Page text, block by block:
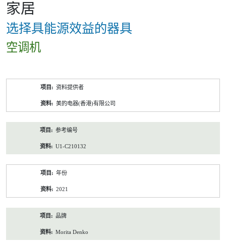
家居
选择具能源效益的器具
空调机
资料提供者
美的电器(香港)有限公司
参考编号
U1-C210132
年份
2021
品牌
Morita Denko